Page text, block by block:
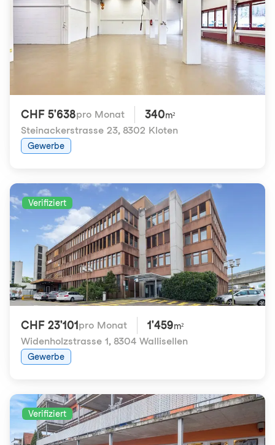
CHF 5'638pro Monat 340m²
Steinackerstrasse 23, 8302 Kloten
Gewerbe
Verifiziert
CHF 23'101 pro Monat 1'459m²
Widenholzstrasse 1, 8304 Wallisellen
Gewerbe
Verifiziert